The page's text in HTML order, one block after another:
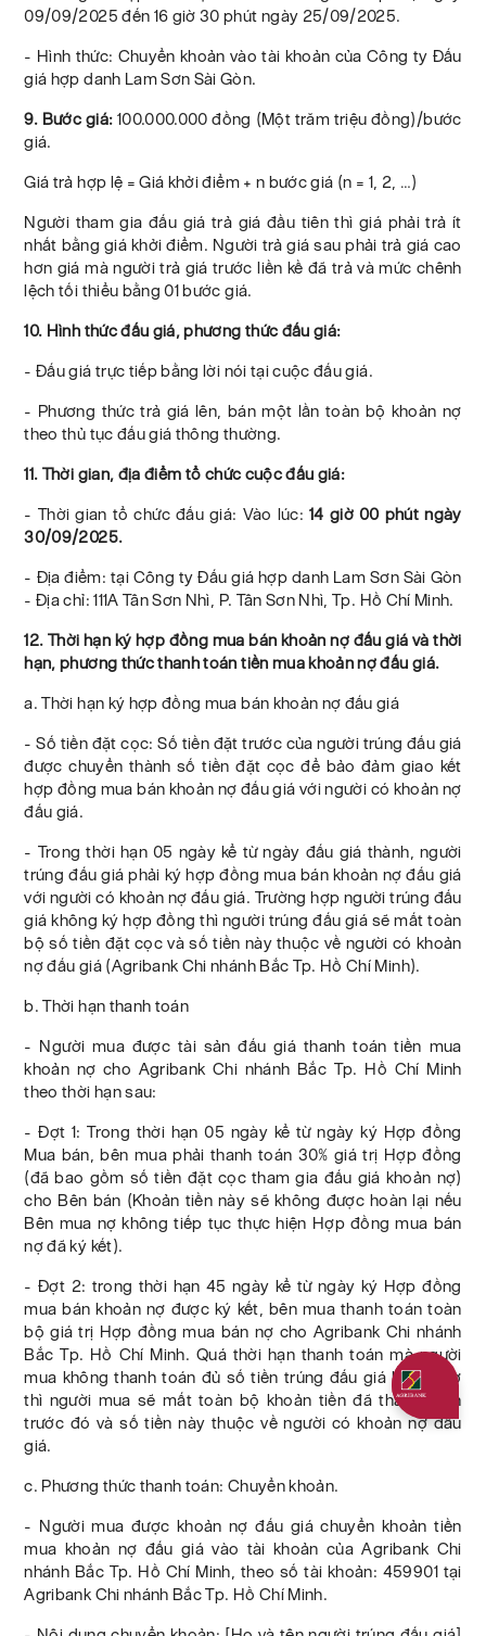
09/09/2025 đến 16 giờ 30 phút ngày 25/09/2025.
- Hình thức: Chuyển khoản vào tài khoản của Công ty Đấu
giá hợp danh Lam Sơn Sài Gòn.
9. Bước giá: 100.000.000 đồng (Một trăm triệu đồng)/bước
giá.
Giá trả hợp lệ = Giá khởi điểm + n bước giá (n = 1, 2, …)
Người tham gia đấu giá trả giá đầu tiên thì giá phải trả ít
nhất bằng giá khởi điểm. Người trả giá sau phải trả giá cao
hơn giá mà người trả giá trước liền kề đã trả và mức chênh
lệch tối thiểu bằng 01 bước giá.
10. Hình thức đấu giá, phương thức đấu giá:
- Đấu giá trực tiếp bằng lời nói tại cuộc đấu giá.
- Phương thức trả giá lên, bán một lần toàn bộ khoản nợ
theo thủ tục đấu giá thông thường.
11. Thời gian, địa điểm tổ chức cuộc đấu giá:
- Thời gian tổ chức đấu giá: Vào lúc:14 giờ 00 phút ngày
30/09/2025.
- Địa điểm: tại Công ty Đấu giá hợp danh Lam Sơn Sài Gòn
- Địa chỉ: 111A Tân Sơn Nhì, P. Tân Sơn Nhì, Tp. Hồ Chí Minh.
12. Thời hạn ký hợp đồng mua bán khoản nợ đấu giá và thời
hạn, phương thức thanh toán tiền mua khoản nợ đấu giá.
a. Thời hạn ký hợp đồng mua bán khoản nợ đấu giá
- Số tiền đặt cọc: Số tiền đặt trước của người trúng đấu giá
được chuyển thành số tiền đặt cọc để bảo đảm giao kết
hợp đồng mua bán khoản nợ đấu giá với người có khoản nợ
đấu giá.
- Trong thời hạn 05 ngày kể từ ngày đấu giá thành, người
trúng đấu giá phải ký hợp đồng mua bán khoản nợ đấu giá
với người có khoản nợ đấu giá. Trường hợp người trúng đấu
giá không ký hợp đồng thì người trúng đấu giá sẽ mất toàn
bộ số tiền đặt cọc và số tiền này thuộc về người có khoản
nợ đấu giá (Agribank Chi nhánh Bắc Tp. Hồ Chí Minh).
b. Thời hạn thanh toán
- Người mua được tài sản đấu giá thanh toán tiền mua
khoản nợ cho Agribank Chi nhánh Bắc Tp. Hồ Chí Minh
theo thời hạn sau:
- Đợt 1: Trong thời hạn 05 ngày kể từ ngày ký Hợp đồng
Mua bán, bên mua phải thanh toán 30% giá trị Hợp đồng
(đã bao gồm số tiền đặt cọc tham gia đấu giá khoản nợ)
cho Bên bán (Khoản tiền này sẽ không được hoàn lại nếu
Bên mua nợ không tiếp tục thực hiện Hợp đồng mua bán
nợ đã ký kết).
- Đợt 2: trong thời hạn 45 ngày kể từ ngày ký Hợp đồng
mua bán khoản nợ được ký kết, bên mua thanh toán toàn
bộ giá trị Hợp đồng mua bán nợ cho Agribank Chi nhánh
Bắc Tp. Hồ Chí Minh. Quá thời hạn thanh toán mà người
mua không thanh toán đủ số tiền trúng đấu giá khoản nợ
thì người mua sẽ mất toàn bộ khoản tiền đã thanh toán
trước đó và số tiền này thuộc về người có khoản nợ đấu
giá.
c. Phương thức thanh toán: Chuyển khoản.
- Người mua được khoản nợ đấu giá chuyển khoản tiền
mua khoản nợ đấu giá vào tài khoản của Agribank Chi
nhánh Bắc Tp. Hồ Chí Minh, theo số tài khoản: 459901 tại
Agribank Chi nhánh Bắc Tp. Hồ Chí Minh.
Quý